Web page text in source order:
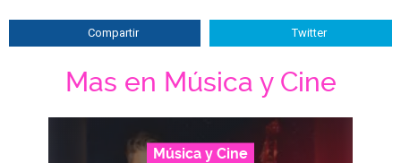
Compartir Twitter
Mas en Música y Cine
Música y Cine